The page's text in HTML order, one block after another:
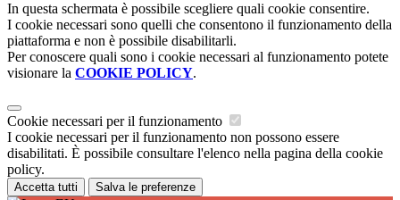
In questa schermata è possibile scegliere quali cookie consentire.
I cookie necessari sono quelli che consentono il funzionamento della
piattaforma e non è possibile disabilitarli.
Per conoscere quali sono i cookie necessari al funzionamento potete
visionare la COOKIE POLICY.
Cookie necessari per il funzionamento
I cookie necessari per il funzionamento non possono essere
disabilitati. È possibile consultare l'elenco nella pagina della cookie
policy.
Accetta tutti Salva le preferenze